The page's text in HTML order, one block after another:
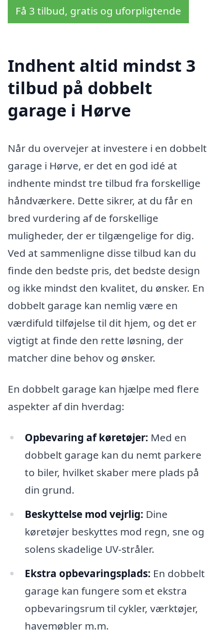
Få 3 tilbud, gratis og uforpligtende
Indhent altid mindst 3
tilbud på dobbelt
garage i Hørve
Når du overvejer at investere i en dobbelt
garage i Hørve, er det en god idé at
indhente mindst tre tilbud fra forskellige
håndværkere. Dette sikrer, at du får en
bred vurdering af de forskellige
muligheder, der er tilgængelige for dig.
Ved at sammenligne disse tilbud kan du
finde den bedste pris, det bedste design
og ikke mindst den kvalitet, du ønsker. En
dobbelt garage kan nemlig være en
værdifuld tilføjelse til dit hjem, og det er
vigtigt at finde den rette løsning, der
matcher dine behov og ønsker.
En dobbelt garage kan hjælpe med flere
aspekter af din hverdag:
Opbevaring af køretøjer: Med en
dobbelt garage kan du nemt parkere
to biler, hvilket skaber mere plads på
din grund.
Beskyttelse mod vejrlig: Dine
køretøjer beskyttes mod regn, sne og
solens skadelige UV-stråler.
Ekstra opbevaringsplads: En dobbelt
garage kan fungere som et ekstra
opbevaringsrum til cykler, værktøjer,
havemøbler m.m.